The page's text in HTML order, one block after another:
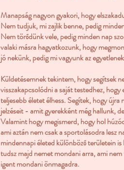
Manapság nagyon gyakori, hogy
Nem tudjuk, mi zajlik benne, pedig
Nem törődünk vele, pedig minden nap
valaki másra hagyatkozunk, hogy
jó nekünk, pedig mi vagyunk az
Küldetésemnek tekintem, hogy segítsek
visszakapcsolódni a saját testedhez,
teljesebb életet élhess. Segítek, hogy újra
jelzéseit - amit gyerekként még hallunk,
Valamint hogy megismerd, hogy hol
ami aztán nem csak a sportolásodra lesz
mindennapi életed különböző területein
tudsz majd nemet mondani arra, ami nem
igent mondani önmagadra.